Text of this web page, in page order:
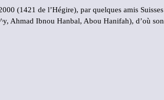
(1421 de l’Hégire), par quelques amis Suisses
Ahmad Ibnou Hanbal, Abou Hanifah), d’où son